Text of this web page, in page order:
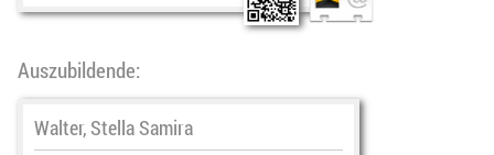
Auszubildende:
Walter, Stella Samira